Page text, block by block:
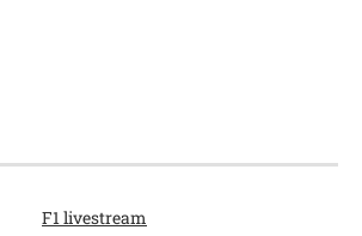
F1 livestream